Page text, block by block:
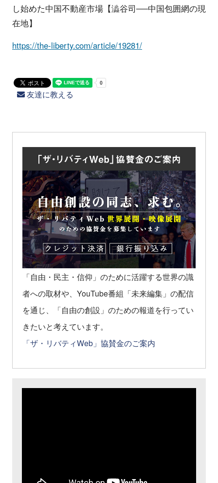
し始めた中国不動産市場【澁谷司──中国包囲網の現
在地】
https://the-liberty.com/article/19281/
友達に教える
「自由・民主・信仰」のために活躍する世界の識
者への取材や、YouTube番組「未来編集」の配信
を通じ、「自由の創設」のための報道を行ってい
きたいと考えています。
「ザ・リバティWeb」協賛金のご案内